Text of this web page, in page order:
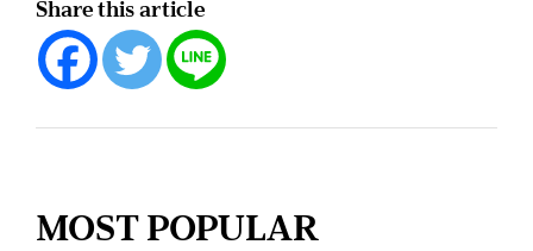
Share this article
MOST POPULAR